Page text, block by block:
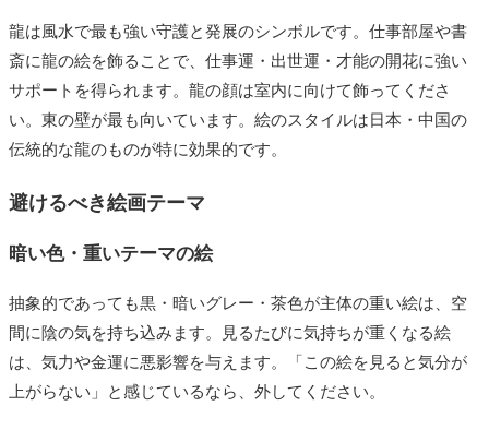
龍は風水で最も強い守護と発展のシンボルです。仕事部屋や書
斎に龍の絵を飾ることで、仕事運・出世運・才能の開花に強い
サポートを得られます。龍の顔は室内に向けて飾ってくださ
い。東の壁が最も向いています。絵のスタイルは日本・中国の
伝統的な龍のものが特に効果的です。
避けるべき絵画テーマ
暗い色・重いテーマの絵
抽象的であっても黒・暗いグレー・茶色が主体の重い絵は、空
間に陰の気を持ち込みます。見るたびに気持ちが重くなる絵
は、気力や金運に悪影響を与えます。「この絵を見ると気分が
上がらない」と感じているなら、外してください。